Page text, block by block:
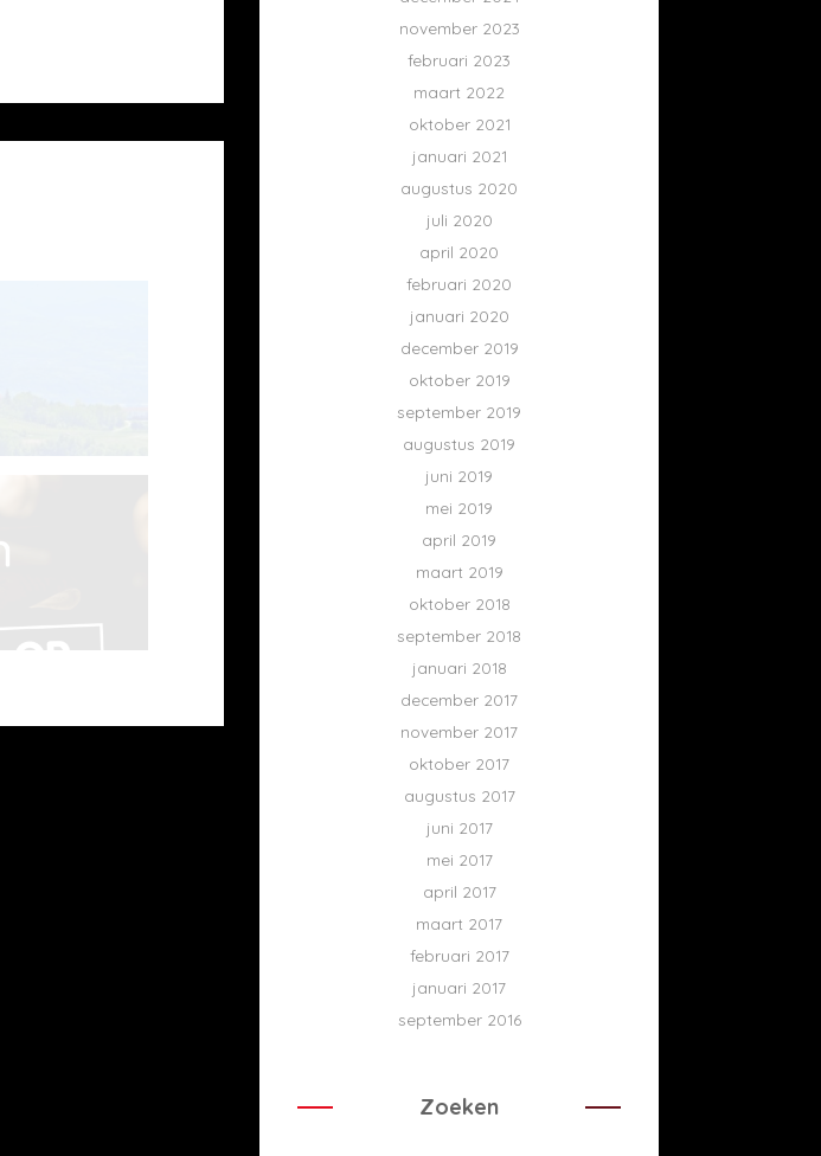
november 2023
februari 2023
maart 2022
oktober 2021
januari 2021
augustus 2020
juli 2020
april 2020
februari 2020
januari 2020
december 2019
oktober 2019
september 2019
augustus 2019
juni 2019
mei 2019
april 2019
maart 2019
oktober 2018
september 2018
januari 2018
december 2017
november 2017
oktober 2017
augustus 2017
juni 2017
mei 2017
april 2017
maart 2017
februari 2017
januari 2017
september 2016
Zoeken